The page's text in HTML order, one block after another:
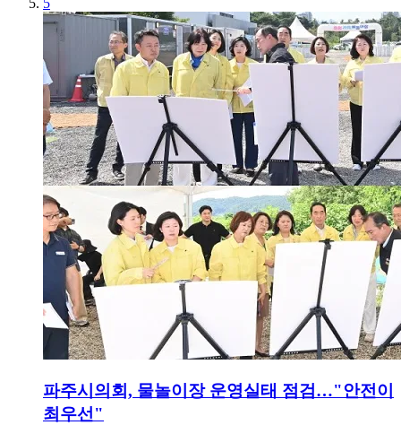
파주시의회, 물놀이장 운영실태 점검…"안전이
최우선"